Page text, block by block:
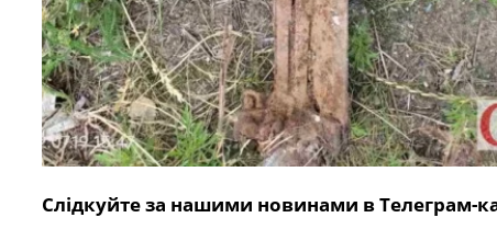
Слідкуйте за нашими новинами в Телеграм-